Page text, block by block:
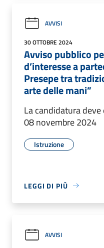
AVVISI
30 OTTOBRE 2024
Avviso pubblico
d’interesse a
Presepe tra
arte delle mani”
La candidatura
08 novembre 2024
Istruzione
LEGGI DI PIÙ
AVVISI